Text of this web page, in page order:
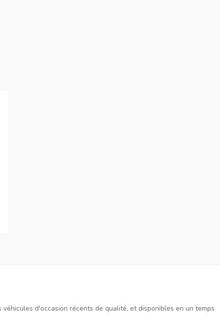
d'occasion récents de qualité, et disponibles en un temps